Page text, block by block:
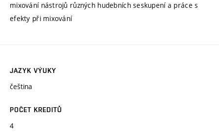
mixování nástrojů různých hudebních seskupení a práce s
efekty při mixování
JAZYK VÝUKY
čeština
POČET KREDITŮ
4